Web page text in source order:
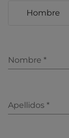
Hombre
Nombre *
Apellidos *